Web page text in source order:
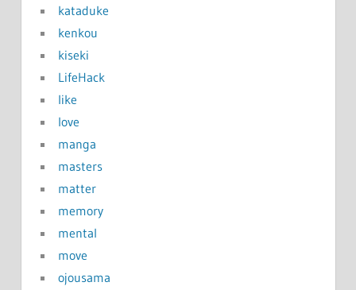
kataduke
kenkou
kiseki
LifeHack
like
love
manga
masters
matter
memory
mental
move
ojousama